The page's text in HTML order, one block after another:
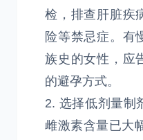
检，排查肝脏疾
险等禁忌症。有
族史的女性，应
的避孕方式。
2. 选择低剂量制
雌激素含量已大